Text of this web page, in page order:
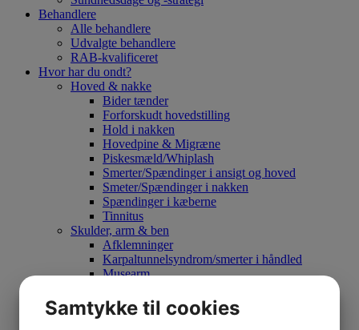
Behandlere
Alle behandlere
Udvalgte behandlere
RAB-kvalificeret
Hvor har du ondt?
Hoved & nakke
Bider tænder
Forforskudt hovedstilling
Hold i nakken
Hovedpine & Migræne
Piskesmæld/Whiplash
Smerter/Spændinger i ansigt og hoved
Smeter/Spændinger i nakken
Spændinger i kæberne
Tinnitus
Skulder, arm & ben
Afklemninger
Karpaltunnelsyndrom/smerter i håndled
Musearm
Smerter i armen
Snurren i fingrene
Samtykke til cookies